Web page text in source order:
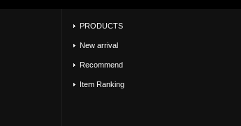
PRODUCTS
New arrival
Recommend
Item Ranking